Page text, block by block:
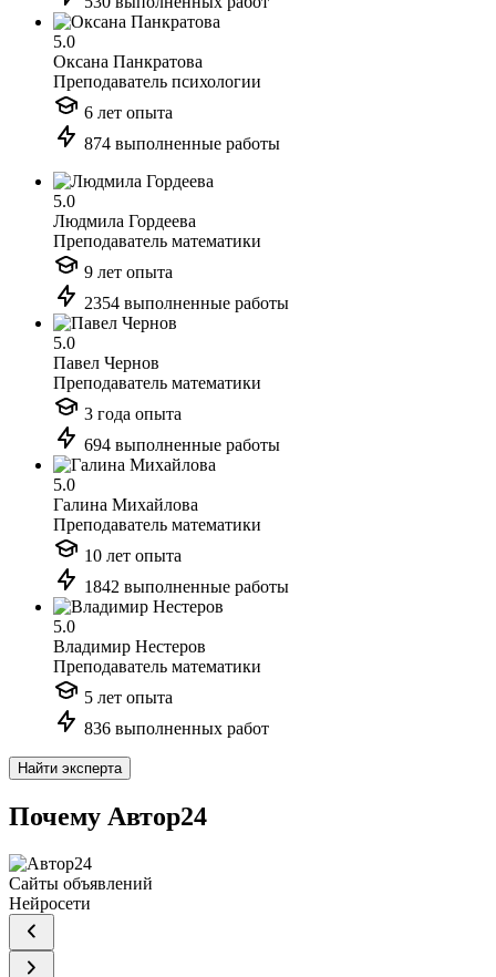
5.0
Оксана Панкратова
Преподаватель психологии
6 лет опыта
874 выполненные работы
5.0
Людмила Гордеева
Преподаватель математики
9 лет опыта
2354 выполненные работы
5.0
Павел Чернов
Преподаватель математики
3 года опыта
694 выполненные работы
5.0
Галина Михайлова
Преподаватель математики
10 лет опыта
1842 выполненные работы
5.0
Владимир Нестеров
Преподаватель математики
5 лет опыта
836 выполненных работ
Найти эксперта
Почему Автор24
Сайты объявлений
Нейросети